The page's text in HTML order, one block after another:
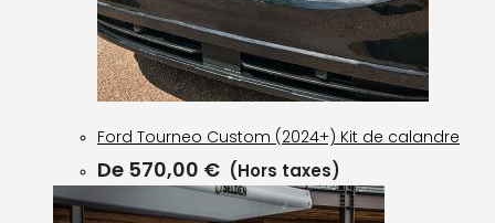
Ford Tourneo Custom (2024+) Kit de calandre
De 570,00 € (Hors taxes)